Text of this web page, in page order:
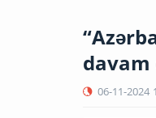
davam
06-11-2024